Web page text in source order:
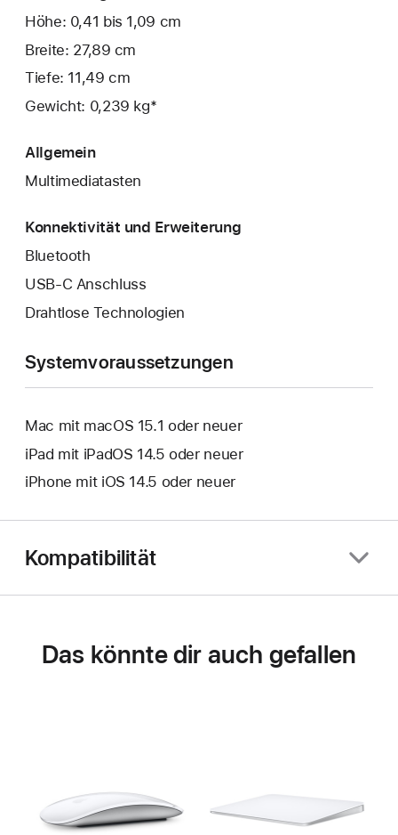
Höhe: 0,41 bis 1,09 cm
Breite: 27,89 cm
Tiefe: 11,49 cm
Gewicht: 0,239 kg*
Allgemein
Multimediatasten
Konnektivität und Erweiterung
Bluetooth
USB‑C Anschluss
Drahtlose Technologien
Systemvoraussetzungen
Mac mit macOS 15.1 oder neuer
iPad mit iPadOS 14.5 oder neuer
iPhone mit iOS 14.5 oder neuer
Kompatibilität
Das könnte dir auch gefallen